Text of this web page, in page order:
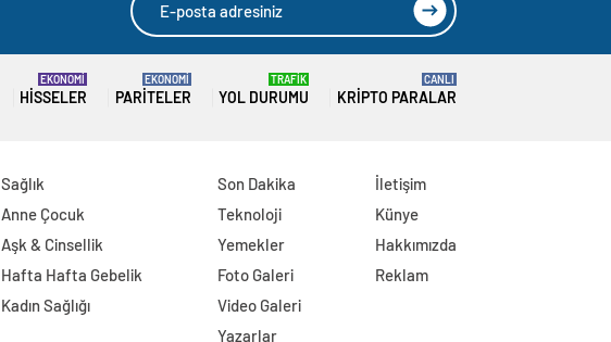
HISSELER
EKONOMİ
PARITELER
EKONOMİ
YOL DURUMU
TRAFİK
KRIPTO PARALAR
CANLI
Sağlık
Anne Çocuk
Aşk & Cinsellik
Hafta Hafta Gebelik
Kadın Sağlığı
Son Dakika
Teknoloji
Yemekler
Foto Galeri
Video Galeri
Yazarlar
İletişim
Künye
Hakkımızda
Reklam